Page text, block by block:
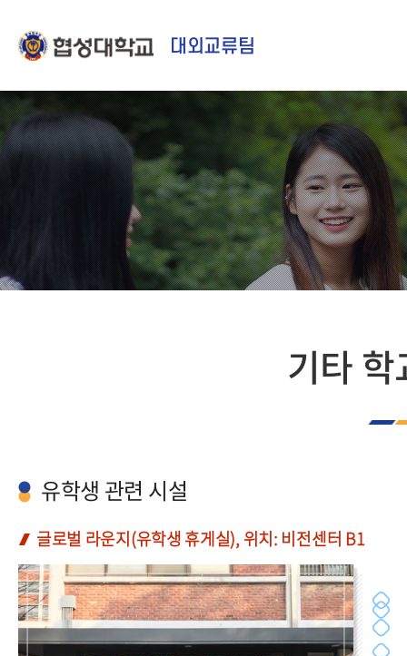
대외교류팀
기타
유학생 관련 시설
글로벌 라운지(유학생 휴게실), 위치: 비전센터 B1